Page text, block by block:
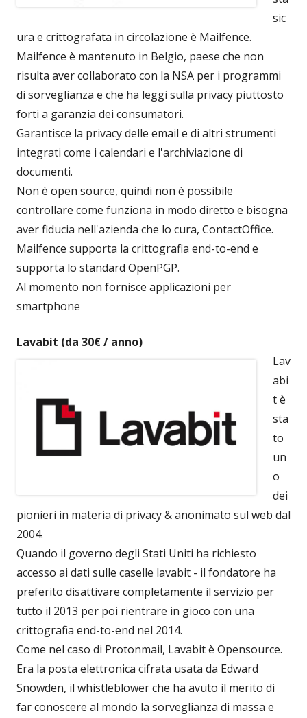
sic
ura e crittografata in circolazione è Mailfence.
Mailfence è mantenuto in Belgio, paese che non
risulta aver collaborato con la NSA per i programmi
di sorveglianza e che ha leggi sulla privacy piuttosto
forti a garanzia dei consumatori.
Garantisce la privacy delle email e di altri strumenti
integrati come i calendari e l'archiviazione di
documenti.
Non è open source, quindi non è possibile
controllare come funziona in modo diretto e bisogna
aver fiducia nell'azienda che lo cura, ContactOffice.
Mailfence supporta la crittografia end-to-end e
supporta lo standard OpenPGP.
Al momento non fornisce applicazioni per
smartphone
Lavabit (da 30€ / anno)
Lav
abi
t è
sta
to
un
o
dei
pionieri in materia di privacy & anonimato sul web dal
2004.
Quando il governo degli Stati Uniti ha richiesto
accesso ai dati sulle caselle lavabit - il fondatore ha
preferito disattivare completamente il servizio per
tutto il 2013 per poi rientrare in gioco con una
crittografia end-to-end nel 2014.
Come nel caso di Protonmail, Lavabit è Opensource.
Era la posta elettronica cifrata usata da Edward
Snowden, il whistleblower che ha avuto il merito di
far conoscere al mondo la sorveglianza di massa e